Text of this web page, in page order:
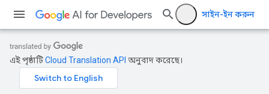
সাইন-ইন করুন
এই পৃষ্ঠাটিCloud Translation API অনুবাদ করেছে।